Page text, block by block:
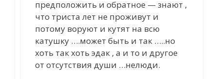
предположить и обратное — знают ,
что триста лет не проживут и
потому воруют и кутят на всю
катушку ….может быть и так …..но
хоть так хоть эдак , а и то и другое
от отсутствия души …нелюди.